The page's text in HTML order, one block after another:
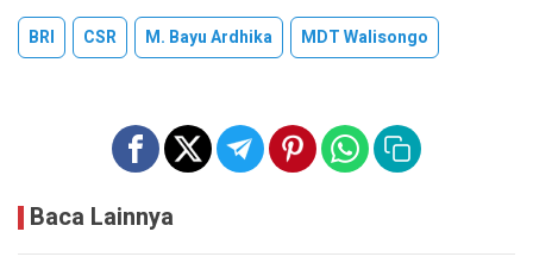
BRI CSR M. Bayu Ardhika MDT Walisongo
Baca Lainnya